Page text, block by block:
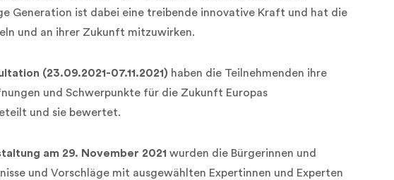
Generation ist dabei eine treibende innovative Kraft und hat die
und an ihrer Zukunft mitzuwirken.
(23.09.2021-07.11.2021) haben die Teilnehmenden ihre
und Schwerpunkte für die Zukunft Europas
und sie bewertet.
am 29. November 2021 wurden die Bürgerinnen und
und Vorschläge mit ausgewählten Expertinnen und Experten